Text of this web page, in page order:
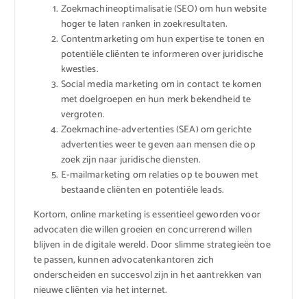
Zoekmachineoptimalisatie (SEO) om hun website
hoger te laten ranken in zoekresultaten.
Contentmarketing om hun expertise te tonen en
potentiële cliënten te informeren over juridische
kwesties.
Social media marketing om in contact te komen
met doelgroepen en hun merk bekendheid te
vergroten.
Zoekmachine-advertenties (SEA) om gerichte
advertenties weer te geven aan mensen die op
zoek zijn naar juridische diensten.
E-mailmarketing om relaties op te bouwen met
bestaande cliënten en potentiële leads.
Kortom, online marketing is essentieel geworden voor
advocaten die willen groeien en concurrerend willen
blijven in de digitale wereld. Door slimme strategieën toe
te passen, kunnen advocatenkantoren zich
onderscheiden en succesvol zijn in het aantrekken van
nieuwe cliënten via het internet.